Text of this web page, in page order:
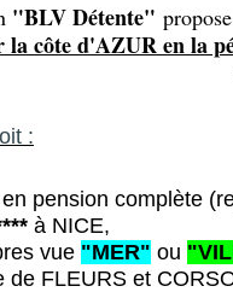
"BLV Détente"
la côte d'AZUR en la
:
pension complète
à NICE,
vue "MER" ou
de FLEURS et